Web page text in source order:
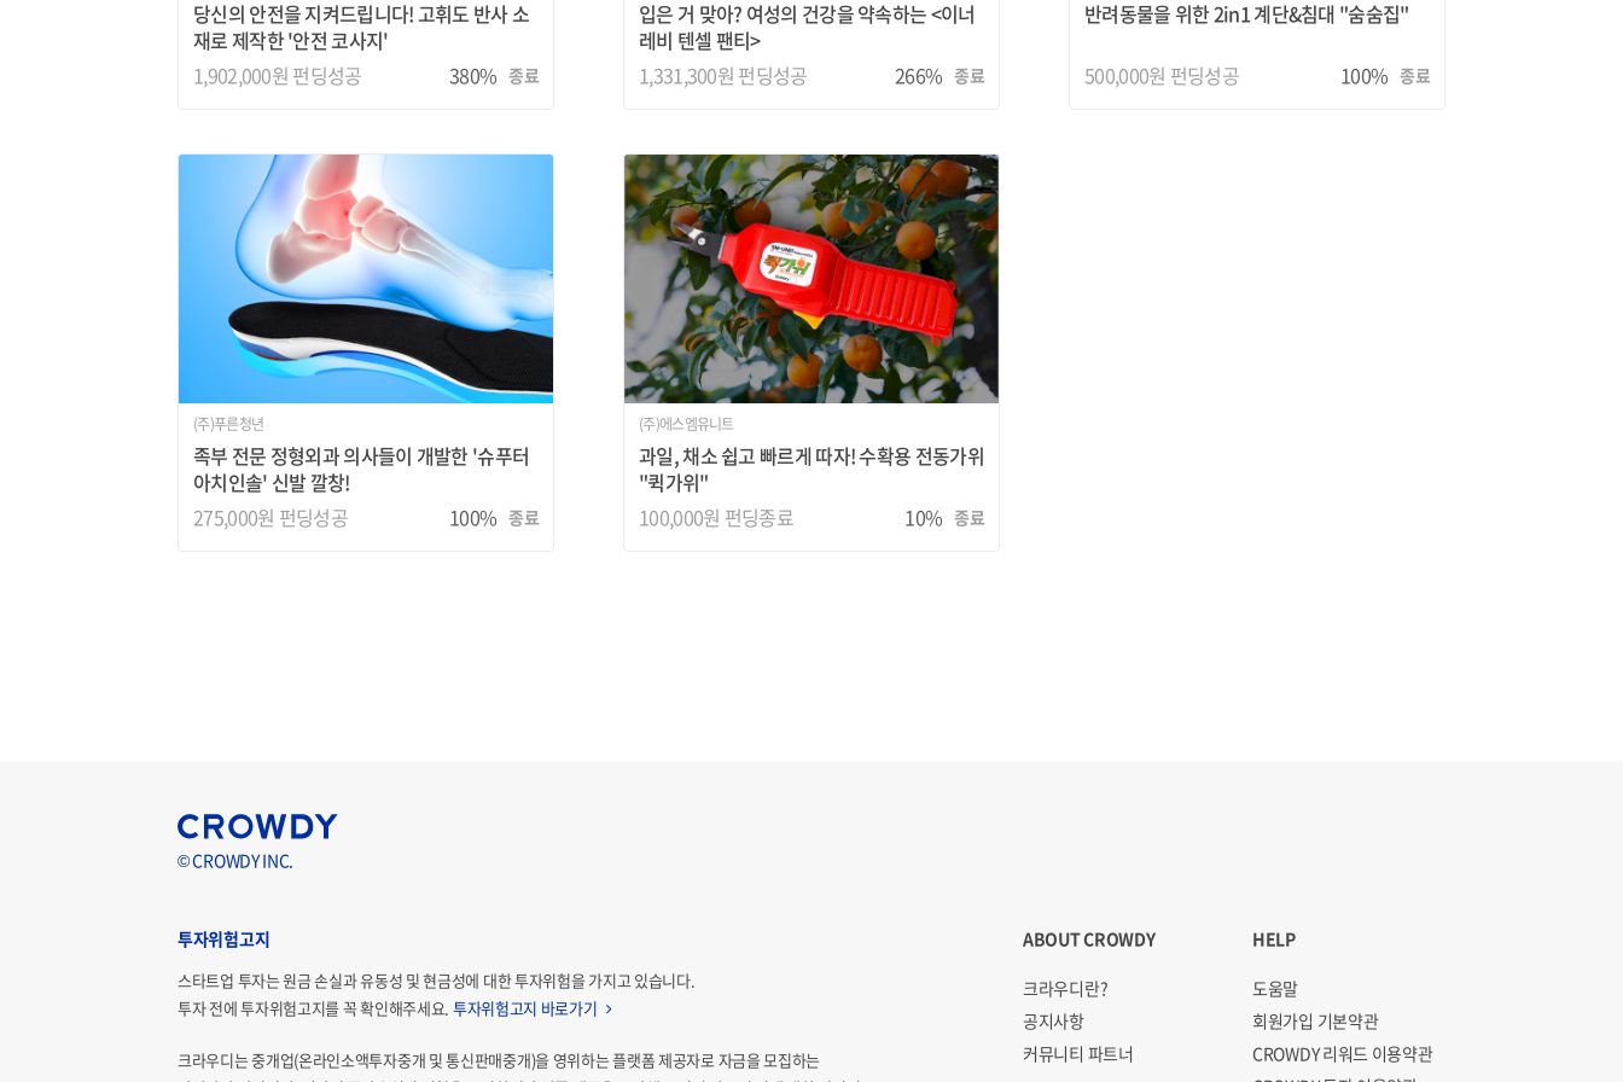
당신의 안전을 지켜드립니다! 고휘도 반사 소
재로 제작한 '안전 코사지'
1,902,000원 펀딩성공
종료
380%
입은 거 맞아? 여성의 건강을 약속하는 <이너
레비 텐셀 팬티>
1,331,300원 펀딩성공
종료
266%
반려동물을 위한 2in1 계단&침대 "숨숨집"
500,000원 펀딩성공 종료
100%
(주)푸른청년
족부 전문 정형외과 의사들이 개발한 '슈푸터
아치인솔' 신발 깔창!
275,000원 펀딩성공
종료
100%
(주)에스엠유니트
과일, 채소 쉽고 빠르게 따자! 수확용 전동가위
"퀵가위"
100,000원 펀딩종료 종료
10%
© CROWDY INC.
ABOUT CROWDY
크라우디란?
공지사항
커뮤니티 파트너
HELP
도움말
회원가입 기본약관
CROWDY 리워드 이용약관
투자위험고지
스타트업 투자는 원금 손실과 유동성 및 현금성에 대한 투자위험을 가지고 있습니다.
투자 전에 투자위험고지를 꼭 확인해주세요. 투자위험고지 바로가기
크라우디는 중개업(온라인소액투자중개 및 통신판매중개)을 영위하는 플랫폼 제공자로 자금을 모집하는